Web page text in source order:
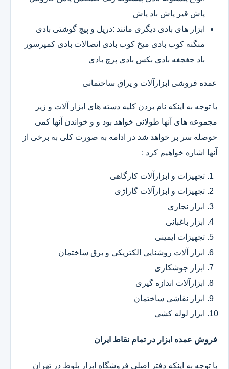
پاش قیر پاش باد پاش
ابزار های بادی دیگری مانند :دریل و پیچ گوشتی بادی
منگنه کوب بادی میخ کوب بادی اتصالات بادی کمپرسور
باد جغجغه بادی بکس بادی پرچ بادی
عمده فروشی ابزارآلات و یراق ساختمانی
با توجه به اینکه نام بردن کلیه دسته های ابزار آلات و زیر
مجموعه های آنها طولانی خواهد بود و و خواندن آنها کمی
حوصله سر بر خواهد شد در ادامه به صورت کلی به برخی از
آنها اشاره خواهیم کرد :
تجهیزات و ابزارآلات کارگاهی
تجهیزات و ابزارآلات گاراژی
ابزار نجاری
ابزار باغبانی
تجهیزات ایمینی
ابزار آلات روشنایی الکتریکی و برق ساختمان
ابزار جوشکاری
ابزارآلات اندازه گیری
ابزار نقاشی ساختمان
ابزار لوله کشی
فروش عمده ابزار در تمام نقاط ایران
با توجه به اینکه دفتر اصلی فروشگاه ابزار بلوط در تهران